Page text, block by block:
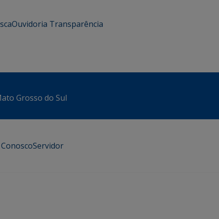
Ouvidoria Transparência
Grosso do Sul
Servidor